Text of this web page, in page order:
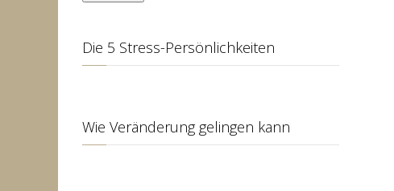
Die 5 Stress-Persönlichkeiten
Wie Veränderung gelingen kann